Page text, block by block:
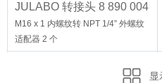
JULABO 转接头 8 890 004
M16 x 1 内螺纹转 NPT 1/4”
M16 x 1 内螺纹转 NPT 1/4” 外螺纹
适配器 2 个
显